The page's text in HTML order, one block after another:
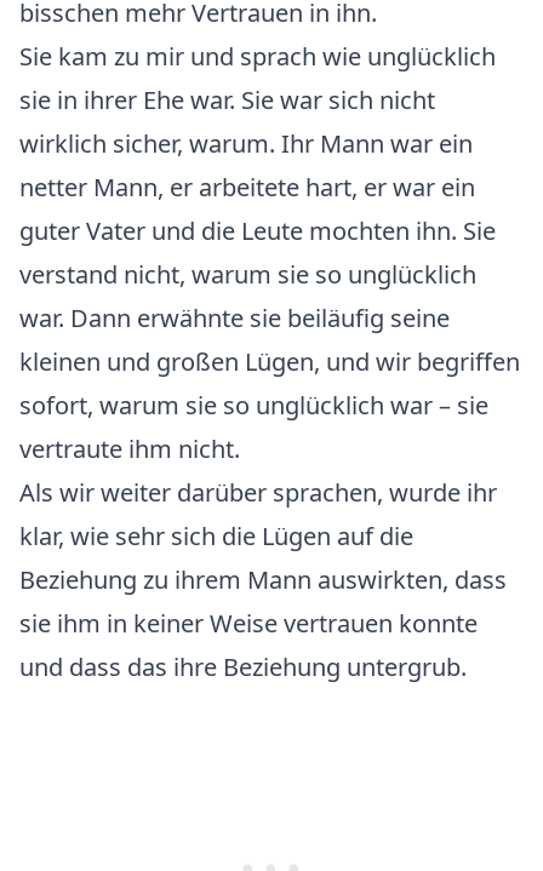
bisschen mehr Vertrauen in ihn.
Sie kam zu mir und sprach wie unglücklich
sie in ihrer Ehe war. Sie war sich nicht
wirklich sicher, warum. Ihr Mann war ein
netter Mann, er arbeitete hart, er war ein
guter Vater und die Leute mochten ihn. Sie
verstand nicht, warum sie so unglücklich
war. Dann erwähnte sie beiläufig seine
kleinen und großen Lügen, und wir begriffen
sofort, warum sie so unglücklich war – sie
vertraute ihm nicht.
Als wir weiter darüber sprachen, wurde ihr
klar, wie sehr sich die Lügen auf die
Beziehung zu ihrem Mann auswirkten, dass
sie ihm in keiner Weise vertrauen konnte
und dass das ihre Beziehung untergrub.